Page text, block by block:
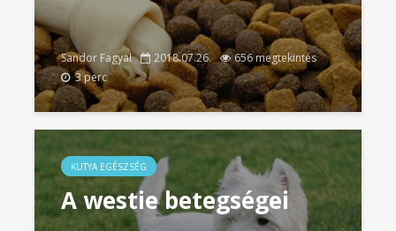
Sandor Fagyal 2018.07.26.
656 megtekintés
3 perc
KUTYA EGÉSZSÉG
A westie betegségei